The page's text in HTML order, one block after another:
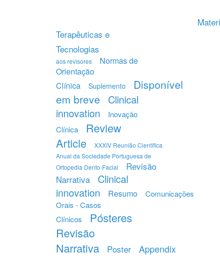
Terapêuticas e
Tecnologias
aos revisores
Normas de
Orientação
Clínica
Suplemento
Disponível
em breve
Clinical
innovation
Inovação
Clínica
Review
Article
XXXIV Reunião Científica
Anual da Sociedade Portuguesa de
Ortopedia Dento-Facial
Revisão
Narrativa
Clinical
innovation
Resumo
Comunicações
Orais - Casos
Clínicos
Pósteres
Revisão
Narrativa
Poster Appendix